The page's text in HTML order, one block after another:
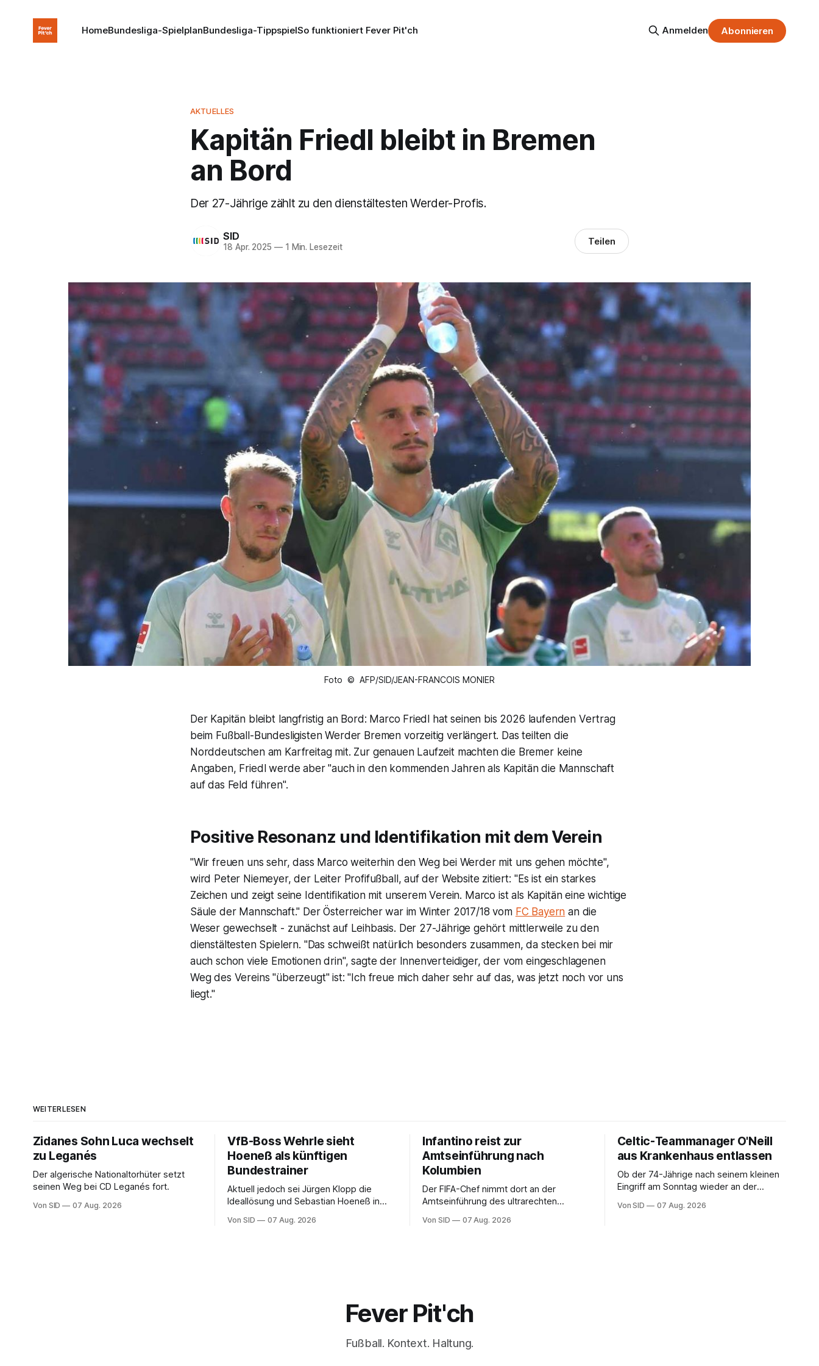
HomeBundesliga-SpielplanBundesliga-TippspielSo funktioniert Fever Pit'ch Anmelden Abonnieren
AKTUELLES
Kapitän Friedl bleibt in Bremen
an Bord
Der 27-Jährige zählt zu den dienstältesten Werder-Profis.
SID
18 Apr. 2025 —1 Min. Lesezeit Teilen
Foto © AFP/SID/JEAN-FRANCOIS MONIER
Der Kapitän bleibt langfristig an Bord: Marco Friedl hat seinen bis 2026 laufenden Vertrag
beim Fußball-Bundesligisten Werder Bremen vorzeitig verlängert. Das teilten die
Norddeutschen am Karfreitag mit. Zur genauen Laufzeit machten die Bremer keine
Angaben, Friedl werde aber "auch in den kommenden Jahren als Kapitän die Mannschaft
auf das Feld führen".
Positive Resonanz und Identifikation mit dem Verein
"Wir freuen uns sehr, dass Marco weiterhin den Weg bei Werder mit uns gehen möchte",
wird Peter Niemeyer, der Leiter Profifußball, auf der Website zitiert: "Es ist ein starkes
Zeichen und zeigt seine Identifikation mit unserem Verein. Marco ist als Kapitän eine wichtige
Säule der Mannschaft." Der Österreicher war im Winter 2017/18 vom FC Bayern an die
Weser gewechselt - zunächst auf Leihbasis. Der 27-Jährige gehört mittlerweile zu den
dienstältesten Spielern. "Das schweißt natürlich besonders zusammen, da stecken bei mir
auch schon viele Emotionen drin", sagte der Innenverteidiger, der vom eingeschlagenen
Weg des Vereins "überzeugt" ist: "Ich freue mich daher sehr auf das, was jetzt noch vor uns
liegt."
WEITERLESEN
Zidanes Sohn Luca wechselt
zu Leganés
Der algerische Nationaltorhüter setzt
seinen Weg bei CD Leganés fort.
Von SID 07 Aug. 2026
VfB-Boss Wehrle sieht
Hoeneß als künftigen
Bundestrainer
Aktuell jedoch sei Jürgen Klopp die
Ideallösung und Sebastian Hoeneß in
Wehrle.
Von SID 07 Aug. 2026
Infantino reist zur
Amtseinführung nach
Kolumbien
Der FIFA-Chef nimmt dort an der
Amtseinführung des ultrarechten
Von SID 07 Aug. 2026
Celtic-Teammanager O'Neill
aus Krankenhaus entlassen
Ob der 74-Jährige nach seinem kleinen
Eingriff am Sonntag wieder an der
Von SID 07 Aug. 2026
Fever Pit'ch
Fußball. Kontext. Haltung.